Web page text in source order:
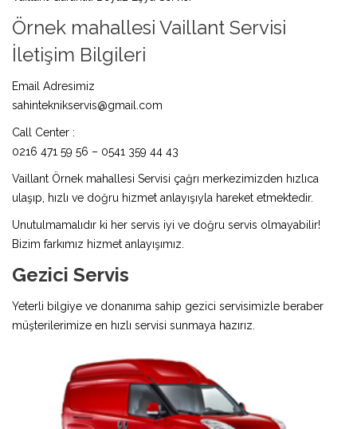
Örnek mahallesi Vaillant Servisi
İletişim Bilgileri
Email Adresimiz
sahinteknikservis@gmail.com
Call Center :
0216 471 59 56 – 0541 359 44 43
Vaillant Örnek mahallesi Servisi çağrı merkezimizden hızlıca
ulaşıp, hızlı ve doğru hizmet anlayışıyla hareket etmektedir.
Unutulmamalıdır ki her servis iyi ve doğru servis olmayabilir!
Bizim farkımız hizmet anlayışımız.
Gezici Servis
Yeterli bilgiye ve donanıma sahip gezici servisimizle beraber
müşterilerimize en hızlı servisi sunmaya hazırız.